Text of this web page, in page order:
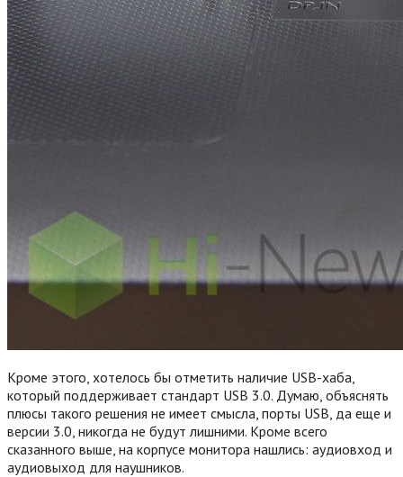
Кроме этого, хотелось бы отметить наличие USB-хаба,
который поддерживает стандарт USB 3.0. Думаю, объяснять
плюсы такого решения не имеет смысла, порты USB, да еще и
версии 3.0, никогда не будут лишними. Кроме всего
сказанного выше, на корпусе монитора нашлись: аудиовход и
аудиовыход для наушников.